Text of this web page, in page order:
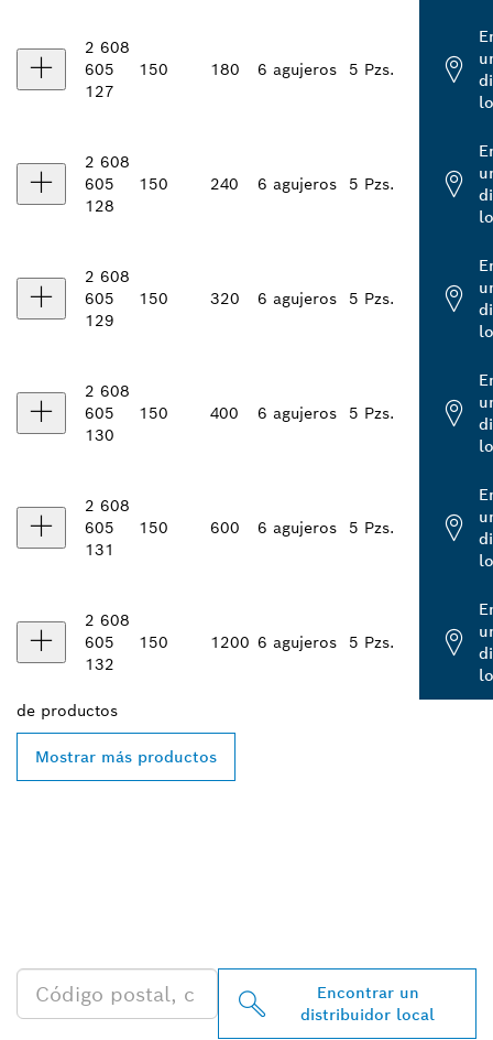
2 608
605
127
150 180 6 agujeros 5 Pzs.
2 608
605
128
150 240 6 agujeros 5 Pzs.
2 608
605
129
150 320 6 agujeros 5 Pzs.
2 608
605
130
150 400 6 agujeros 5 Pzs.
2 608
605
131
150 600 6 agujeros 5 Pzs.
2 608
605
132
150 1200 6 agujeros 5 Pzs.
de productos
Mostrar más productos
Encontrar un
distribuidor local